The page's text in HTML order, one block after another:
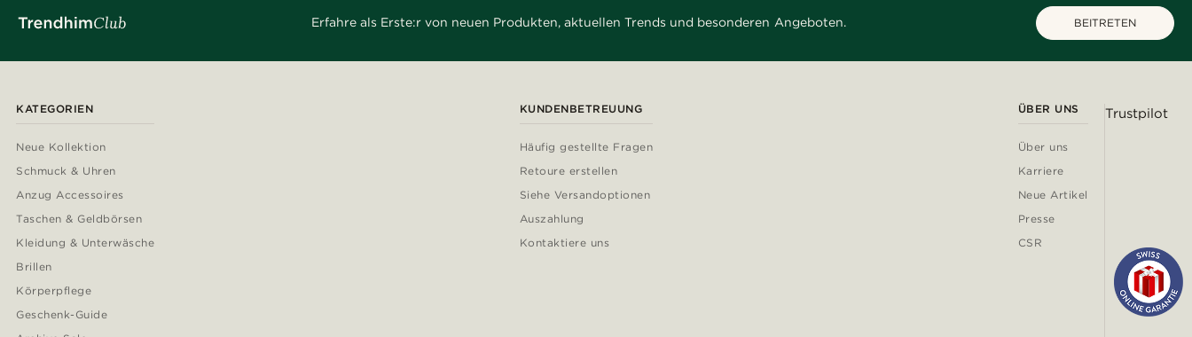
Erfahre als Erste:r von neuen Produkten, aktuellen Trends und besonderen Angeboten. BEITRETEN
KATEGORIEN
Neue Kollektion
Schmuck & Uhren
Anzug Accessoires
Taschen & Geldbörsen
Kleidung & Unterwäsche
Brillen
Körperpflege
Geschenk-Guide
KUNDENBETREUUNG
Häufig gestellte Fragen
Retoure erstellen
Siehe Versandoptionen
Auszahlung
Kontaktiere uns
ÜBER UNS
Über uns
Karriere
Neue Artikel
Presse
CSR
Trustpilot